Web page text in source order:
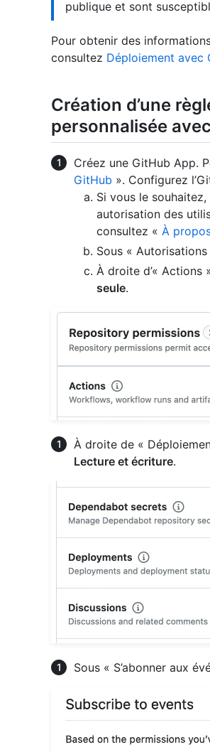
publique et sont
Pour obtenir des
consultez Déploiement avec
Création d’une
personnalisée
Créez une GitHub App.
GitHub ». Configurez
Si vous le
autorisation des
consultez « À
Sous «
À droite d’« Actions
seule.
À droite de «
Lecture et écriture.
Sous « S’abonner aux